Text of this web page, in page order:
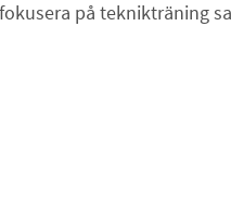
på teknikträning